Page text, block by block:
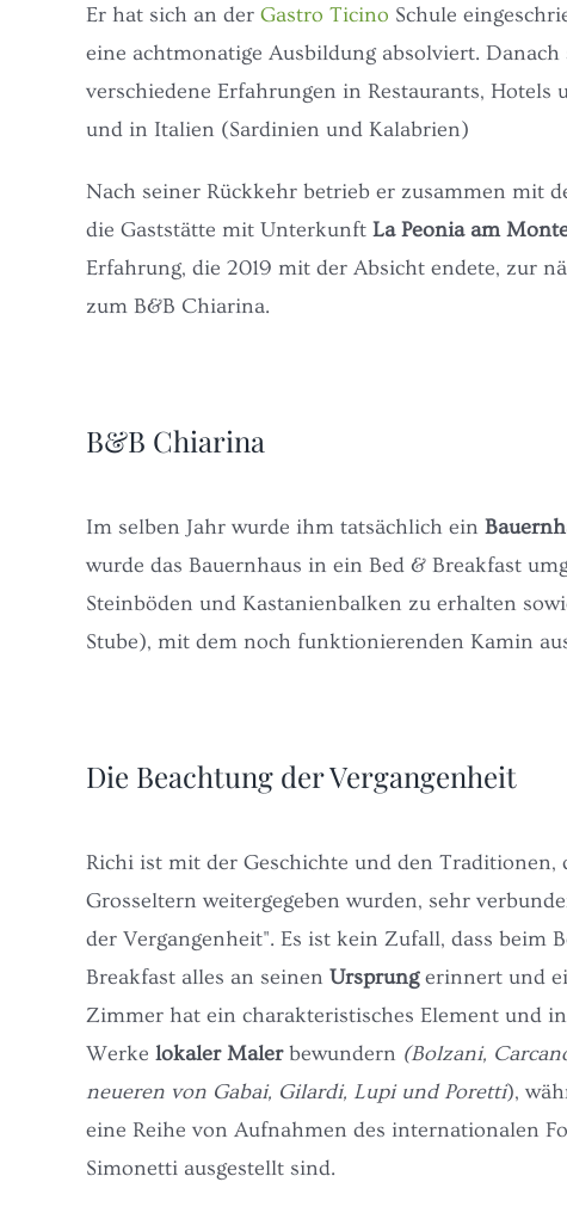
Er hat sich an der Gastro Ticino Schule
eine achtmonatige Ausbildung absolviert. Danach
verschiedene Erfahrungen in Restaurants, Hotels
und in Italien (Sardinien und Kalabrien)
Nach seiner Rückkehr betrieb er zusammen mit
die Gaststätte mit Unterkunft La Peonia am
Erfahrung, die 2019 mit der Absicht endete, zur
zum B&B Chiarina.
B&B Chiarina
Im selben Jahr wurde ihm tatsächlich ein
wurde das Bauernhaus in ein Bed & Breakfast
Steinböden und Kastanienbalken zu erhalten
Stube), mit dem noch funktionierenden Kamin
Die Beachtung der Vergangenheit
Richi ist mit der Geschichte und den Traditionen,
Grosseltern weitergegeben wurden, sehr
der Vergangenheit". Es ist kein Zufall, dass beim
Breakfast alles an seinen Ursprungerinnert und
Zimmer hat ein charakteristisches Element und
Werke lokaler Malerbewundern (Bolzani,
neueren von Gabai, Gilardi, Lupi und Poretti),
eine Reihe von Aufnahmen des internationalen
Simonetti ausgestellt sind.